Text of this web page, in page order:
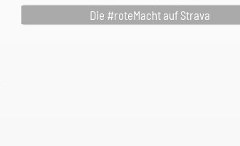
Die #roteMacht auf Strava